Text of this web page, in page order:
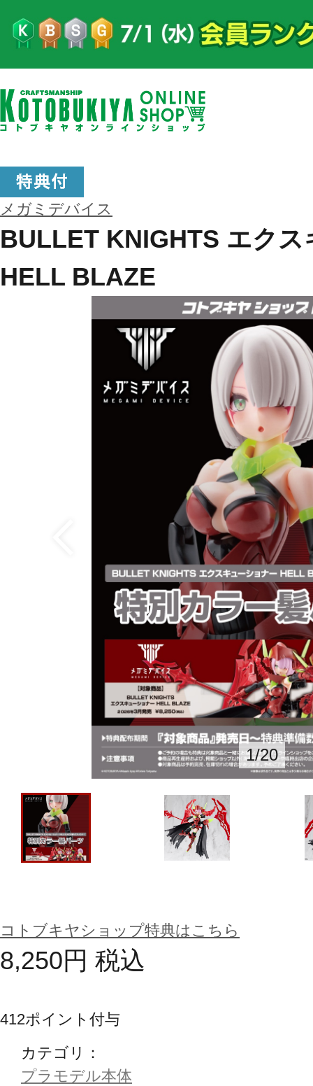
メガミデバイス
BULLET KNIGHTS エク
HELL BLAZE
1/20
コトブキヤショップ特典はこちら
8,250円 税込
412ポイント付与
カテゴリ：
プラモデル本体